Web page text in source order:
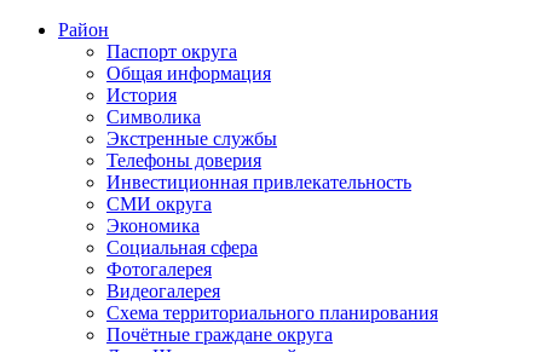
Район
Паспорт округа
Общая информация
История
Символика
Экстренные службы
Телефоны доверия
Инвестиционная привлекательность
СМИ округа
Экономика
Социальная сфера
Фотогалерея
Видеогалерея
Схема территориального планирования
Почётные граждане округа